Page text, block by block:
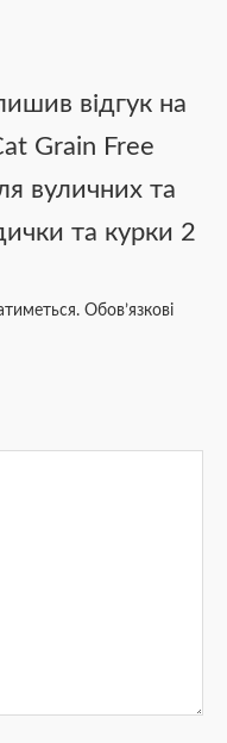
відгук на
Grain Free
вуличних та
та курки 2
Обов’язкові